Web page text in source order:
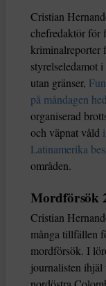
Cristian
chefredaktör för
kriminalreporter
styrelseledamot
utan gränser,
på måndagen
organiserad
och väpnat våld
Latinamerika
områden.
Mordförsök
Cristian
många tillfällen
mordförsök. I
journalisten